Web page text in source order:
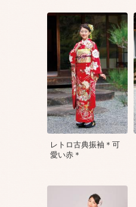
レトロ古典振袖＊可
愛い赤＊